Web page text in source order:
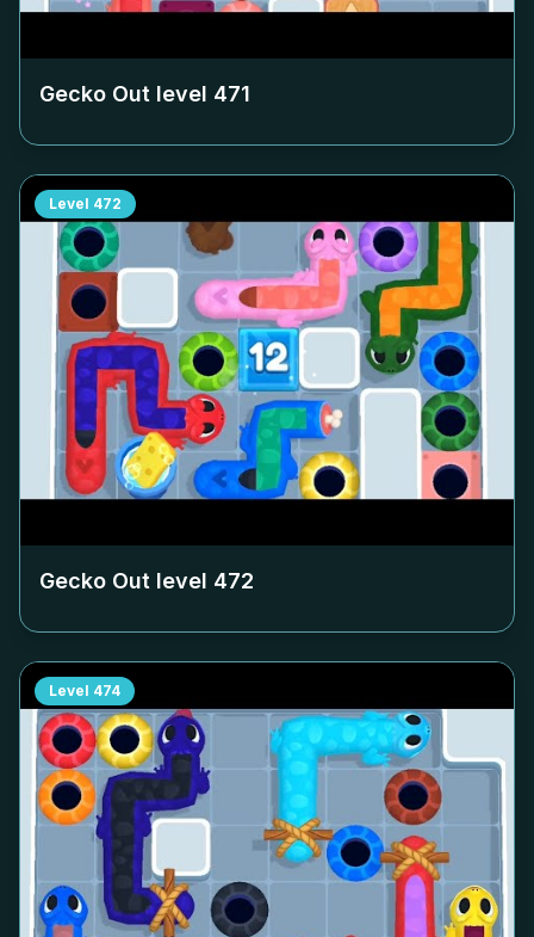
Gecko Out level 471
Level 472
Gecko Out level 472
Level 474